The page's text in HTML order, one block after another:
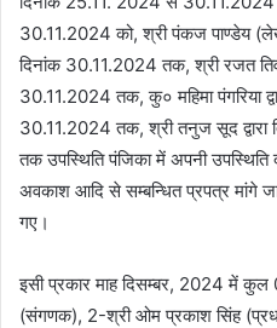
30.11.2024 को, श्री पंकज पाण्डेय
दिनांक 30.11.2024 तक, श्री रजत
30.11.2024 तक, कु० महिमा पंगरिया
30.11.2024 तक, श्री तनुज सूद
तक उपस्थिति पंजिका में अपनी
अवकाश आदि से सम्बन्धित प्रपत्र मांगे
गए।
इसी प्रकार माह दिसम्बर, 2024 में कुल
(संगणक), 2-श्री ओम प्रकाश सिंह